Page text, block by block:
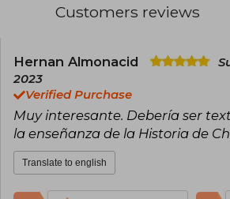
Customers reviews
Hernan Almonacid
2023
Verified Purchase
Muy interesante. Debería ser
la enseñanza de la Historia de
Translate to english